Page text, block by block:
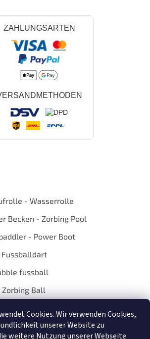
Cookies. Wir verwenden Cookies,
unserer Website zu
weitere Nutzung unserer Webseite
ZAHLUNGSARTEN
- Wasserrolle
Becken - Zorbing Pool
- Power Boot
fussball
Ball